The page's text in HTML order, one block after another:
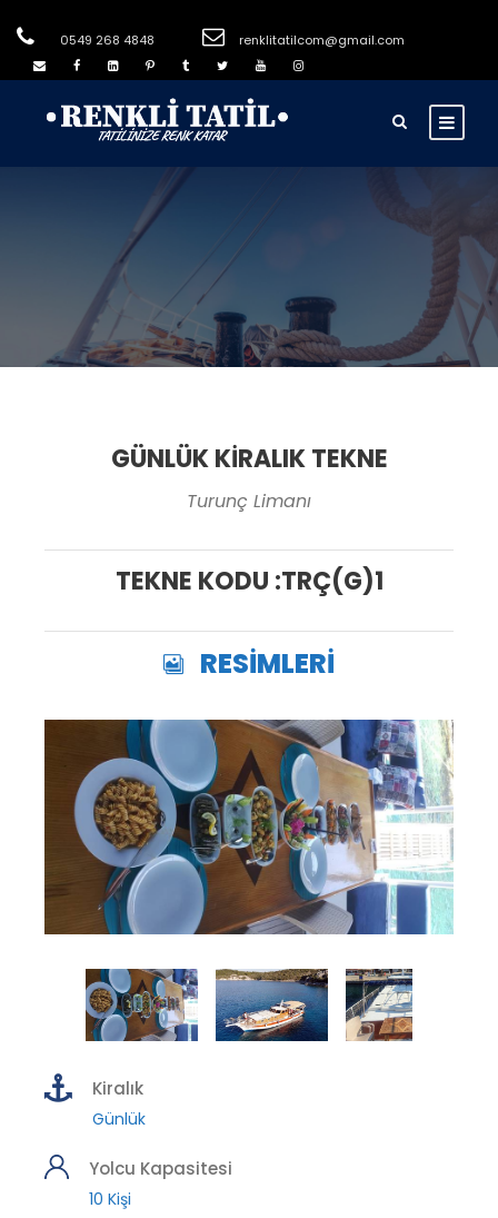
0549 268 4848 renklitatilcom@gmail.com
GÜNLÜK KİRALIK TEKNE
Turunç Limanı
TEKNE KODU :TRÇ(G)1
RESİMLERİ
Kiralık
Günlük
Yolcu Kapasitesi
10 Kişi